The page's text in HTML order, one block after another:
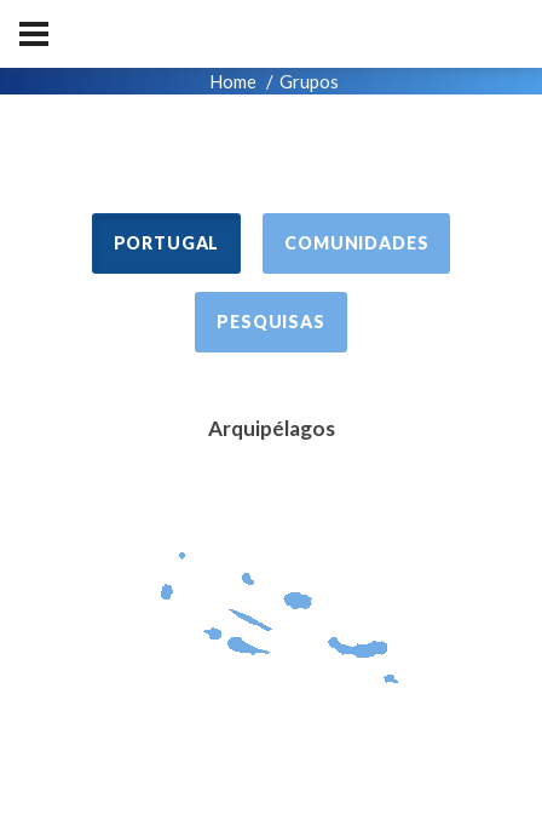
Home Grupos
PORTUGAL COMUNIDADES
PESQUISAS
Arquipélagos